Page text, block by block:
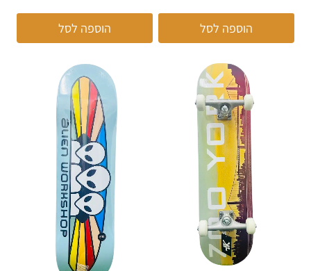
הוספה לסל הוספה לסל